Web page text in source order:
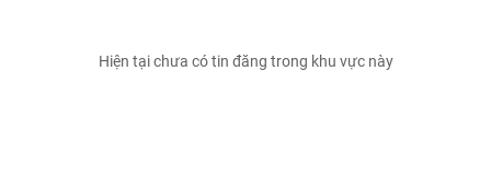
Hiện tại chưa có tin đăng trong khu vực này